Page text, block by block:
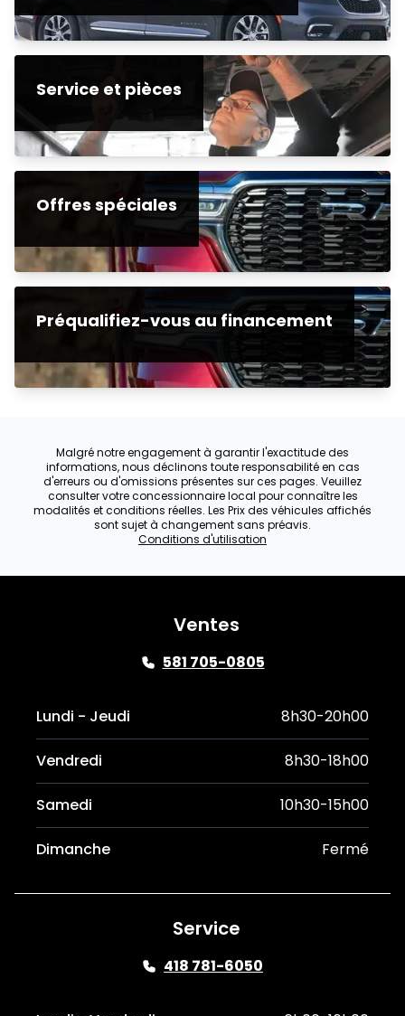
Service et pièces
Offres spéciales
Préqualifiez-vous au financement
Malgré notre engagement à garantir l'exactitude des
informations, nous déclinons toute responsabilité en cas
d'erreurs ou d'omissions présentes sur ces pages. Veuillez
consulter votre concessionnaire local pour connaître les
modalités et conditions réelles. Les Prix des véhicules affichés
sont sujet à changement sans préavis.
Conditions d'utilisation
Ventes
581 705-0805
Lundi - Jeudi 8h30-20h00
Vendredi 8h30-18h00
Samedi 10h30-15h00
Dimanche Fermé
Service
418 781-6050